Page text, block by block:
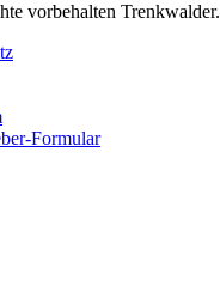
vorbehalten Trenkwalder.
Formular